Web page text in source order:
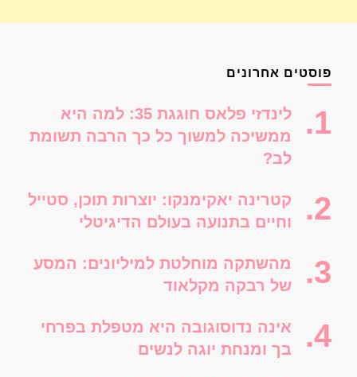
פוסטים אחרונים
לינדזי פלאס חוגגת 35: למה היא
ממשיכה למשוך כל כך הרבה תשומת
לב?
קטרינה יאקימנקו: יוצרות תוכן, סטייל
וחיים בתנועה בעולם הדיגיטלי
מהשתקה מוחלטת למיליונים: המסע
של רבקה מקלאוד
אינה נדוסוגובה היא מטפלת בפרחי
בך ומנחת יוגה לנשים